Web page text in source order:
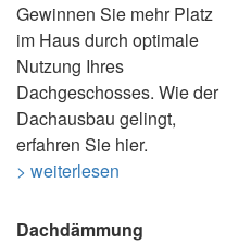
Gewinnen Sie mehr Platz
im Haus durch optimale
Nutzung Ihres
Dachgeschosses. Wie der
Dachausbau gelingt,
erfahren Sie hier.
> weiterlesen
Dachdämmung